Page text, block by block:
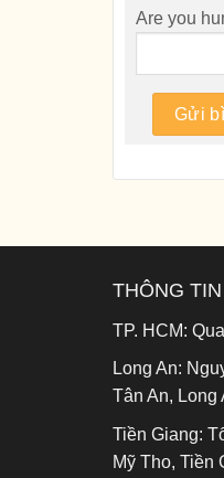
Are you
THÔNG
TP. HCM:
Long An:
Tân An, Long
Tiền Giang:
Mỹ Tho, Tiền